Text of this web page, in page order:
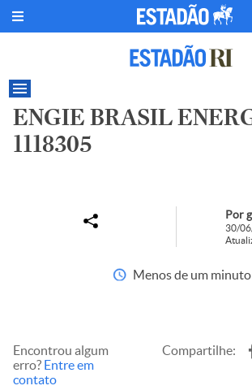
ENGIE BRASIL
1118305
Por
30/
Menos de um minuto
Encontrou algum
erro? Entre em
contato
Compartilhe: